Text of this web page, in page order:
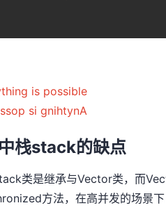
is possible
si gnihtynA
栈stack的缺点
类是继承与Vector类，而
方法，在高并发的场景